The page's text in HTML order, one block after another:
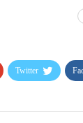
Twitter